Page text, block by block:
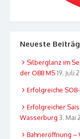
Neueste
Silberglanz im
der OBB MS19. Juli
Erfolgreiche
Erfolgreicher
Wasserburg 3. Mai
Bahneröffnung –